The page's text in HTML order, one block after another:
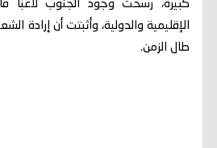
كبيرة، رسخت وجود الجنوب لاعبًا
الإقليمية والدولية، وأثبتت أن إرادة
طال الزمن.